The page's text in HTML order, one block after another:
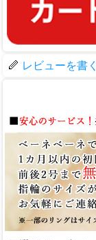
レビューを書く